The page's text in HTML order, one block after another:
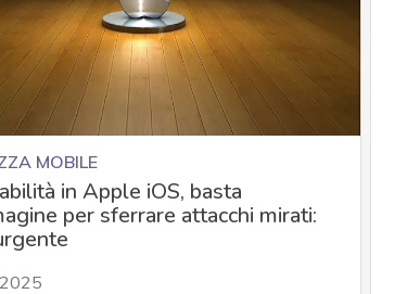
MOBILE
in Apple iOS, basta
per sferrare attacchi mirati: